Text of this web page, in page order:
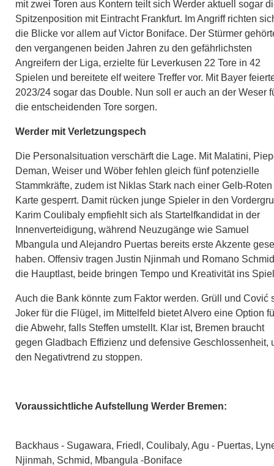
mit zwei Toren aus Kontern teilt sich Werder aktuell sogar
Spitzenposition mit Eintracht Frankfurt. Im Angriff richten
die Blicke vor allem auf Victor Boniface. Der Stürmer
den vergangenen beiden Jahren zu den gefährlichsten
Angreifern der Liga, erzielte für Leverkusen 22 Tore in 42
Spielen und bereitete elf weitere Treffer vor. Mit Bayer
2023/24 sogar das Double. Nun soll er auch an der Weser
die entscheidenden Tore sorgen.
Werder mit Verletzungspech
Die Personalsituation verschärft die Lage. Mit Malatini,
Deman, Weiser und Wöber fehlen gleich fünf potenzielle
Stammkräfte, zudem ist Niklas Stark nach einer Gelb-Roten
Karte gesperrt. Damit rücken junge Spieler in den
Karim Coulibaly empfiehlt sich als Startelfkandidat in der
Innenverteidigung, während Neuzugänge wie Samuel
Mbangula und Alejandro Puertas bereits erste Akzente
haben. Offensiv tragen Justin Njinmah und Romano Schmid
die Hauptlast, beide bringen Tempo und Kreativität ins
Auch die Bank könnte zum Faktor werden. Grüll und Cović
Joker für die Flügel, im Mittelfeld bietet Alvero eine Option
die Abwehr, falls Steffen umstellt. Klar ist, Bremen braucht
gegen Gladbach Effizienz und defensive Geschlossenheit,
den Negativtrend zu stoppen.
Voraussichtliche Aufstellung Werder Bremen:
Backhaus - Sugawara, Friedl, Coulibaly, Agu - Puertas,
Njinmah, Schmid, Mbangula -Boniface